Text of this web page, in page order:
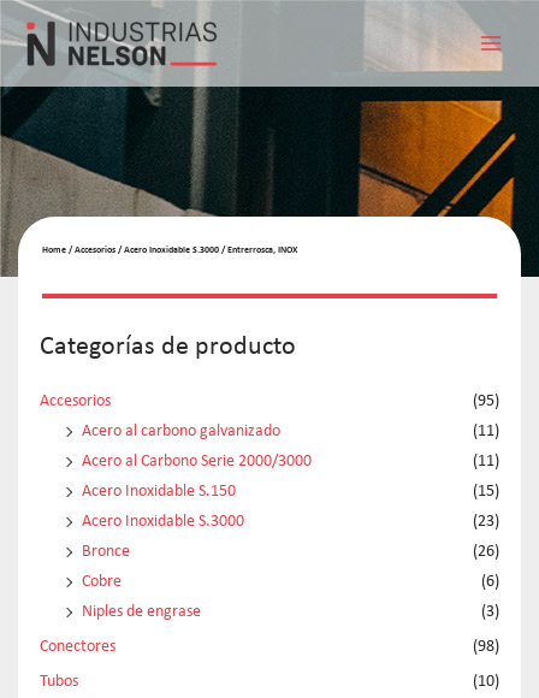
Home /Accesorios /Acero Inoxidable S.3000 / Entrerrosca, INOX
Categorías de producto
Accesorios
(95)
Acero al carbono galvanizado
(11)
Acero al Carbono Serie 2000/3000
(11)
Acero Inoxidable S.150
(15)
Acero Inoxidable S.3000
(23)
Bronce
(26)
Cobre
(6)
Niples de engrase
(3)
Conectores
(98)
Tubos
(10)